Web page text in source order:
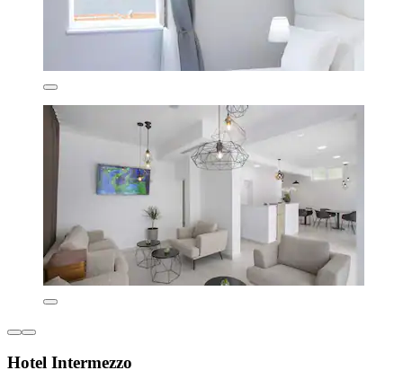
Hotel Intermezzo